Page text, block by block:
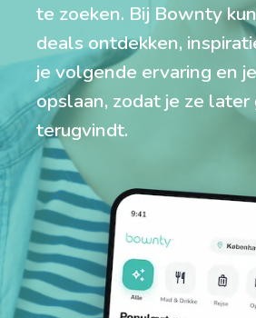
te zoeken. Bij Bownty
deals ontdekken,
je volgende ervaring en
opslaan, zodat je ze
terugvindt.